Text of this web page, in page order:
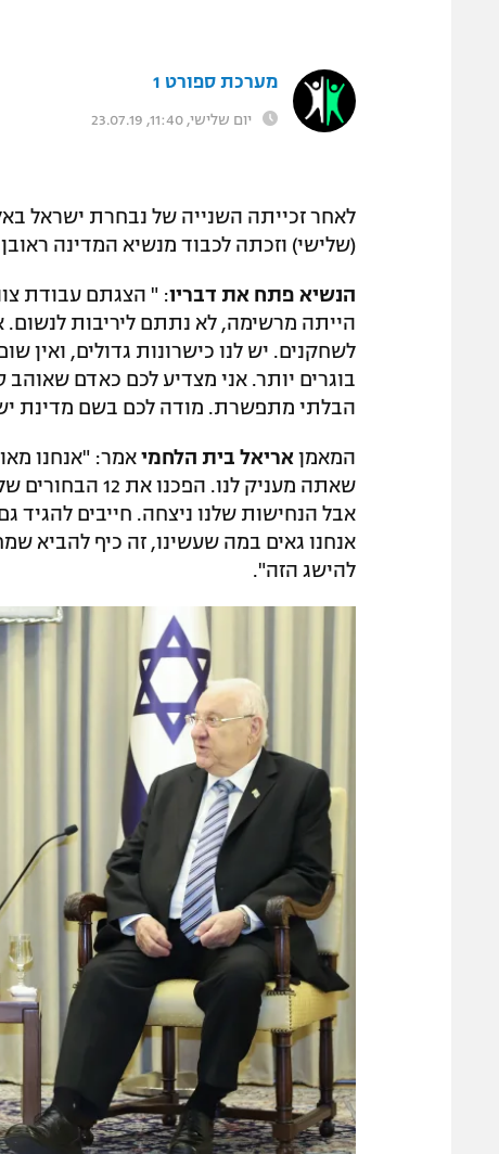
מערכת ספורט 1
יום שלישי, 11:40, 23.07.19
(שלישי) וזכתה לכבוד מנשיא המדינה ראובן
הנשיא פתח את דבריו: " הצגתם עבודת
הייתה מרשימה, לא נתתם ליריבות לנשום.
לשחקנים. יש לנו כישרונות גדולים, ואין
בוגרים יותר. אני מצדיע לכם כאדם
הבלתי מתפשרת. מודה לכם בשם מדינת
המאמן אריאל בית הלחמי אמר: "אנחנו
שאתה מעניק
אבל הנחישות שלנו ניצחה. חייבים להגיד
אנחנו גאים במה שעשינו, זה כיף להביא
להישג הזה".